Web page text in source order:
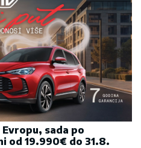
sada po
od 19.990€ do 31.8.